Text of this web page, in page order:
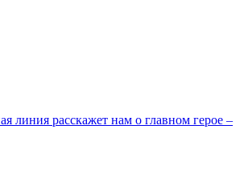
линия расскажет нам о главном герое –